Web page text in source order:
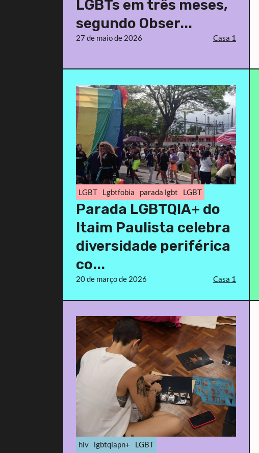
LGBTs em três meses,
segundo Obser...
27 de maio de 2026 Casa 1
LGBT Lgbtfobia parada lgbt LGBT
Parada LGBTQIA+ do
Itaim Paulista celebra
diversidade periférica
co...
20 de março de 2026 Casa 1
hiv lgbtqiapn+ LGBT